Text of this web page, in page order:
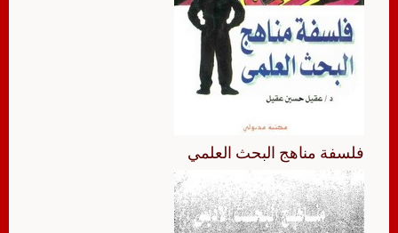
فلسفة مناهج البحث العلمي